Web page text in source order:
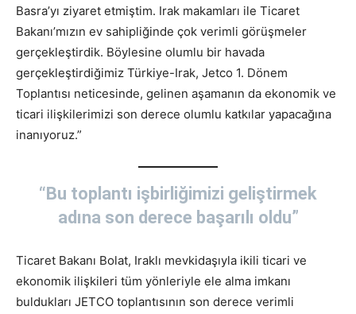
Basra’yı ziyaret etmiştim. Irak makamları ile Ticaret
Bakanı’mızın ev sahipliğinde çok verimli görüşmeler
gerçekleştirdik. Böylesine olumlu bir havada
gerçekleştirdiğimiz Türkiye-Irak, Jetco 1. Dönem
Toplantısı neticesinde, gelinen aşamanın da ekonomik ve
ticari ilişkilerimizi son derece olumlu katkılar yapacağına
inanıyoruz.”
“Bu toplantı işbirliğimizi geliştirmek
adına son derece başarılı oldu”
Ticaret Bakanı Bolat, Iraklı mevkidaşıyla ikili ticari ve
ekonomik ilişkileri tüm yönleriyle ele alma imkanı
buldukları JETCO toplantısının son derece verimli